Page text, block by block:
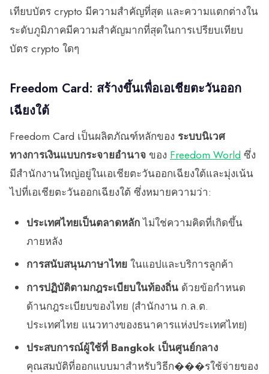
เทียบบัตร crypto มีความสำคัญที่สุด และความแตกต่างใน
ระดับภูมิภาคมีความสำคัญมากที่สุดในการเปรียบเทียบ
บัตร crypto ใดๆ
Freedom Card: สร้างขึ้นเพื่อเอเชียตะวันออก
เฉียงใต้
Freedom Card เป็นผลิตภัณฑ์หลักของ ระบบนิเวศ
ทางการเงินแบบกระจายอำนาจ ของ Freedom World ซึ่ง
มีสำนักงานใหญ่อยู่ในเอเชียตะวันออกเฉียงใต้และมุ่งเน้น
ไปที่เอเชียตะวันออกเฉียงใต้ ซึ่งหมายความว่า:
ประเทศไทยเป็นตลาดหลักไม่ใช่ความคิดที่เกิดขึ้น
ภายหลัง
การสนับสนุนภาษาไทย ในแอปและบริการลูกค้า
การปฏิบัติตามกฎระเบียบในท้องถิ่น ด้วยข้อกำหนด
ด้านกฎระเบียบของไทย (สำนักงาน ก.ล.ต.
ประเทศไทย แนวทางของธนาคารแห่งประเทศไทย)
ประสบการณ์ผู้ใช้ที่ Bangkok เป็นศูนย์กลาง
คุณสมบัติที่ออกแบบมาสำหรับวิธีก���รใช้จ่ายของ